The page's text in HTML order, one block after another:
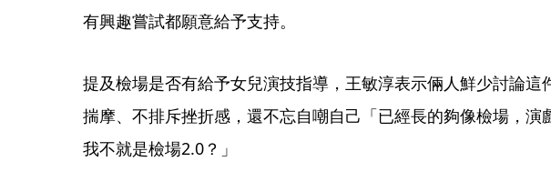
有興趣嘗試都願意給予支持。
提及檢場是否有給予女兒演技指導，王敏淳表示倆人鮮少討論這
揣摩、不排斥挫折感，還不忘自嘲自己「已經長的夠像檢場，演
我不就是檢場2.0？」